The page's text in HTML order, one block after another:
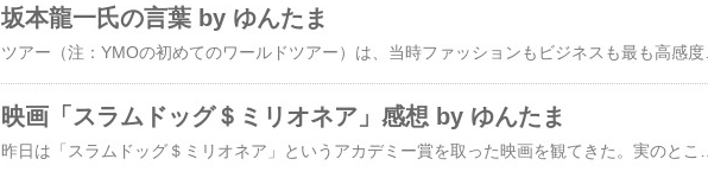
坂本龍一氏の言葉 by ゆんたま
映画「スラムドッグ＄ミリオネア」感想 by ゆんたま